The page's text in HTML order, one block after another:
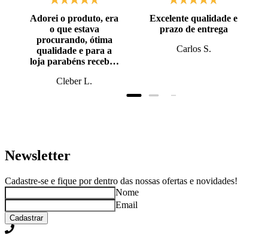
Adorei o produto, era
o que estava
procurando, ótima
qualidade e para a
loja parabéns recebi o
prazo, super bem
Cleber L.
Excelente qualidade e
prazo de entrega
Carlos S.
Newsletter
Cadastre-se e fique por dentro das nossas ofertas e novidades!
Nome
Email
Cadastrar